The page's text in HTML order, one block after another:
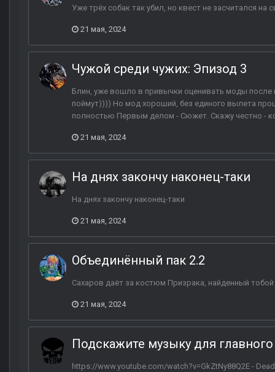
Уже трёх собак так убил, но квест не засчитался
21 мая, 2024
Чужой среди чужих: Эпизод 3
Блин, уже вошло в привычки оценивать моды
поймут)))) Но мод хороший, без единого вылета
полностью Первым делом - Сюжет. Скажу честно -
21 мая, 2024
На днях закончу наконец-таки
На днях закончу наконец-таки
21 мая, 2024
Объединённый пак 2.2
Сахаров даёт за костюм Призрака, найденный
21 мая, 2024
Подскажите музыку для
https://www.youtube.com/watch?v=GkZtNy88Q2E -